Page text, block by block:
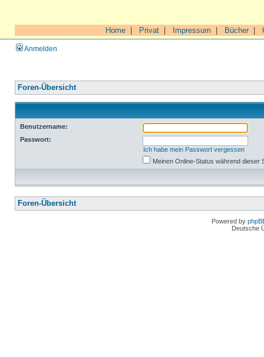
Home Privat Impressum Bücher|
Anmelden
Foren-Übersicht
Benutzername:
Passwort:
Ich habe mein Passwort vergessen
Meinen Online-Status während dieser
Foren-Übersicht
Powered by
Deutsche